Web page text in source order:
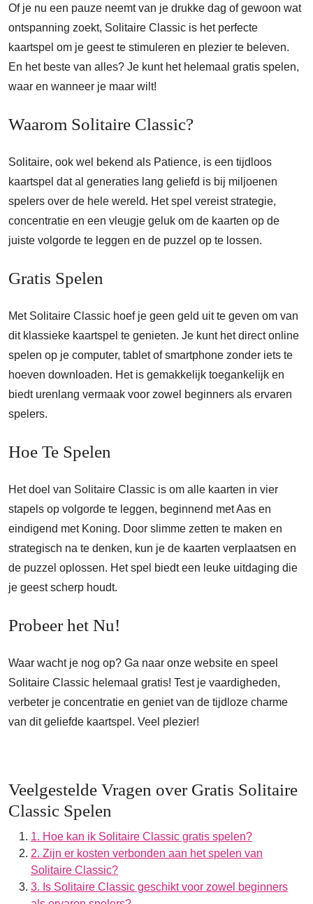
Of je nu een pauze neemt van je drukke dag of gewoon wat
ontspanning zoekt, Solitaire Classic is het perfecte
kaartspel om je geest te stimuleren en plezier te beleven.
En het beste van alles? Je kunt het helemaal gratis spelen,
waar en wanneer je maar wilt!
Waarom Solitaire Classic?
Solitaire, ook wel bekend als Patience, is een tijdloos
kaartspel dat al generaties lang geliefd is bij miljoenen
spelers over de hele wereld. Het spel vereist strategie,
concentratie en een vleugje geluk om de kaarten op de
juiste volgorde te leggen en de puzzel op te lossen.
Gratis Spelen
Met Solitaire Classic hoef je geen geld uit te geven om van
dit klassieke kaartspel te genieten. Je kunt het direct online
spelen op je computer, tablet of smartphone zonder iets te
hoeven downloaden. Het is gemakkelijk toegankelijk en
biedt urenlang vermaak voor zowel beginners als ervaren
spelers.
Hoe Te Spelen
Het doel van Solitaire Classic is om alle kaarten in vier
stapels op volgorde te leggen, beginnend met Aas en
eindigend met Koning. Door slimme zetten te maken en
strategisch na te denken, kun je de kaarten verplaatsen en
de puzzel oplossen. Het spel biedt een leuke uitdaging die
je geest scherp houdt.
Probeer het Nu!
Waar wacht je nog op? Ga naar onze website en speel
Solitaire Classic helemaal gratis! Test je vaardigheden,
verbeter je concentratie en geniet van de tijdloze charme
van dit geliefde kaartspel. Veel plezier!
Veelgestelde Vragen over Gratis Solitaire
Classic Spelen
1. Hoe kan ik Solitaire Classic gratis spelen?
2. Zijn er kosten verbonden aan het spelen van
Solitaire Classic?
3. Is Solitaire Classic geschikt voor zowel beginners